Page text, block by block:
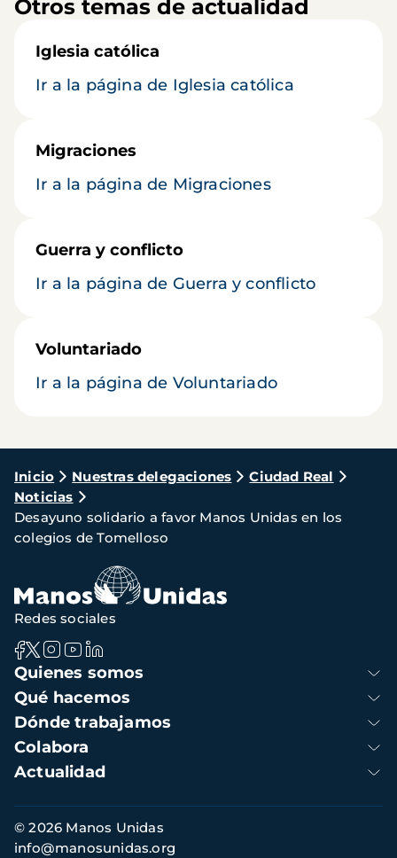
Otros temas de actualidad
Iglesia católica
Ir a la página de Iglesia católica
Migraciones
Ir a la página de Migraciones
Guerra y conflicto
Ir a la página de Guerra y conflicto
Voluntariado
Ir a la página de Voluntariado
Ruta
de
navegación
Inicio Nuestras delegaciones
Ciudad Real
Noticias
Desayuno solidario a favor Manos Unidas en los
colegios de Tomelloso
Navegación
principal
Quienes somos
Qué hacemos
Dónde trabajamos
Colabora
Actualidad
Redes sociales
Información
de
© 2026 Manos Unidas
info@manosunidas.org